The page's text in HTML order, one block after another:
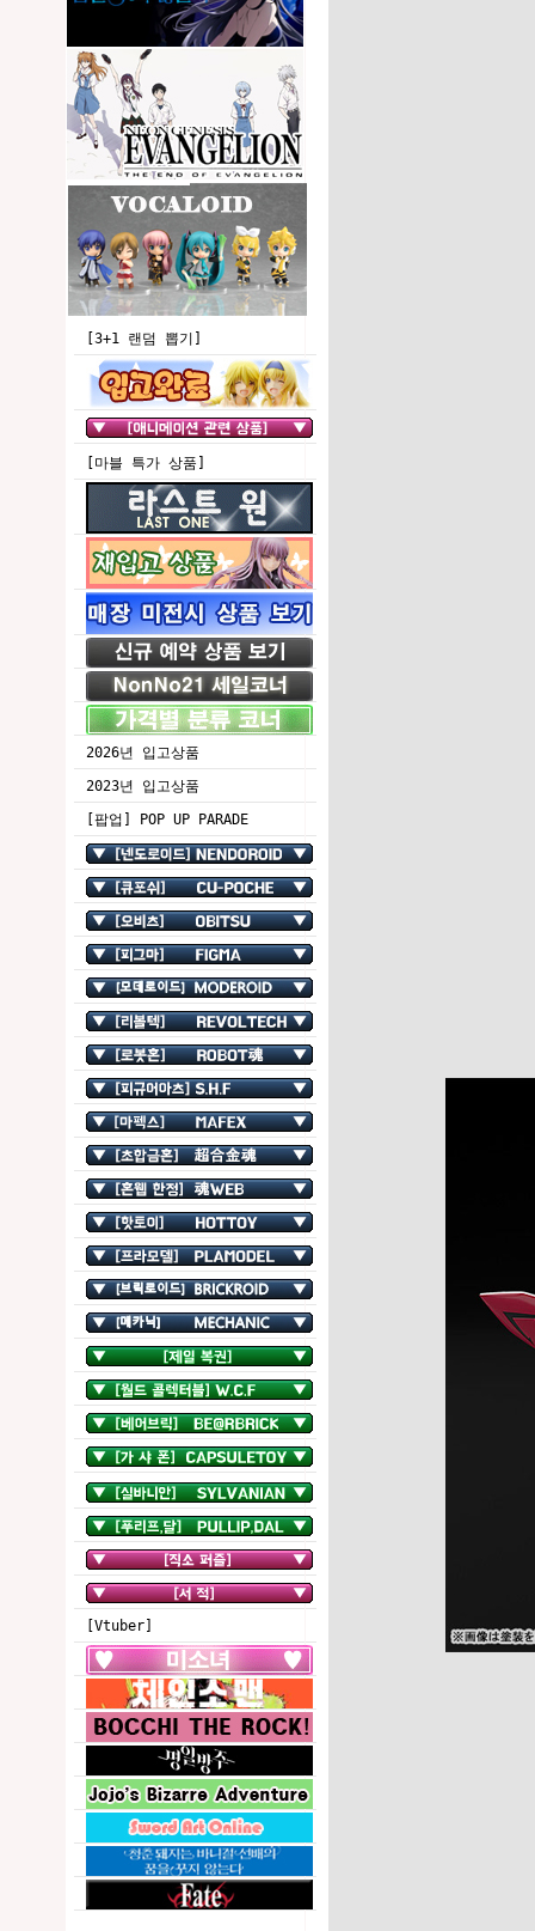
[3+1 랜덤 뽑기]
[마블 특가 상품]
2026년 입고상품
2023년 입고상품
[팝업] POP UP PARADE
[Vtuber]